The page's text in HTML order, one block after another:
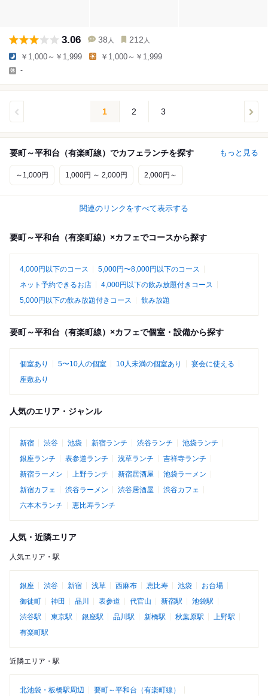
3.06 38 人 212 人
￥1,000～￥1,999 ￥1,000～￥1,999
-
1 2 3
要町～平和台（有楽町線）でカフェランチを探す もっと見る
～1,000円 1,000円 ～ 2,000円 2,000円～
関連のリンクをすべて表示する
要町～平和台（有楽町線）×カフェでコースから探す
4,000円以下のコース
5,000円〜8,000円以下のコース
ネット予約できるお店
4,000円以下の飲み放題付きコース
5,000円以下の飲み放題付きコース
飲み放題
要町～平和台（有楽町線）×カフェで個室・設備から探す
個室あり 5〜10人の個室 10人未満の個室あり
宴会に使える
座敷あり
人気のエリア・ジャンル
新宿 渋谷 池袋 新宿ランチ 渋谷ランチ
池袋ランチ
銀座ランチ
表参道ランチ 浅草ランチ
吉祥寺ランチ
新宿ラーメン
上野ランチ 新宿居酒屋
池袋ラーメン
新宿カフェ
渋谷ラーメン 渋谷居酒屋
渋谷カフェ
六本木ランチ
恵比寿ランチ
人気・近隣エリア
人気エリア・駅
銀座 渋谷 新宿 浅草 西麻布 恵比寿 池袋
お台場
御徒町
神田 品川 表参道 代官山 新宿駅
池袋駅
渋谷駅
東京駅 銀座駅 品川駅 新橋駅 秋葉原駅
上野駅
有楽町駅
近隣エリア・駅
北池袋・板橋駅周辺
要町～平和台（有楽町線）